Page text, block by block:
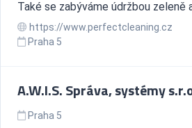
Také se zabýváme údržbou zeleně
https://www.perfectcleaning.cz
Praha 5
A.W.I.S. Správa, systémy
Praha 5